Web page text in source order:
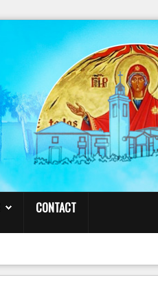
Sainte Anne de Six-Fours
23 MARS – 19h30
RENCE ÉSOTERISME -
LE P. FROPPO
CONTACT